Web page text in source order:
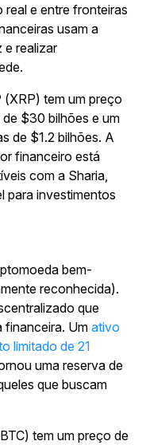
e entre fronteiras
usam a
e realizar
(XRP) tem um preço
$30 bilhões e um
de $1.2 bilhões. A
financeiro está
com a Sharia,
para investimentos
bem-
reconhecida).
que
financeira. Um ativo
limitado de 21
uma reserva de
que buscam
tem um preço de